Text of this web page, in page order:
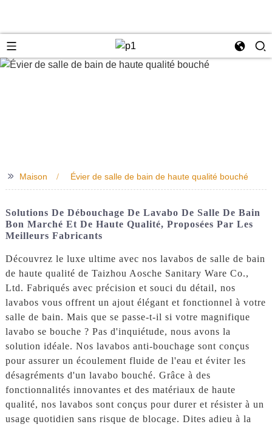
>> Maison Évier de salle de bain de haute qualité bouché
Solutions De Débouchage De Lavabo De Salle De Bain
Bon Marché Et De Haute Qualité, Proposées Par Les
Meilleurs Fabricants
Découvrez le luxe ultime avec nos lavabos de salle de bain
de haute qualité de Taizhou Aosche Sanitary Ware Co.,
Ltd. Fabriqués avec précision et souci du détail, nos
lavabos vous offrent un ajout élégant et fonctionnel à votre
salle de bain. Mais que se passe-t-il si votre magnifique
lavabo se bouche ? Pas d'inquiétude, nous avons la
solution idéale. Nos lavabos anti-bouchage sont conçus
pour assurer un écoulement fluide de l'eau et éviter les
désagréments d'un lavabo bouché. Grâce à des
fonctionnalités innovantes et des matériaux de haute
qualité, nos lavabos sont conçus pour durer et résister à un
usage quotidien sans risque de blocage. Dites adieu à la